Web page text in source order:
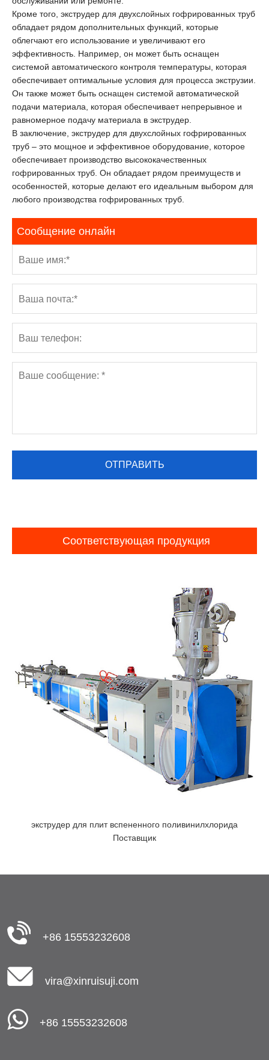
Кроме того, экструдер для двухслойных гофрированных труб
обладает рядом дополнительных функций, которые
облегчают его использование и увеличивают его
эффективность. Например, он может быть оснащен
системой автоматического контроля температуры, которая
обеспечивает оптимальные условия для процесса экструзии.
Он также может быть оснащен системой автоматической
подачи материала, которая обеспечивает непрерывное и
равномерное подачу материала в экструдер.
В заключение, экструдер для двухслойных гофрированных
труб – это мощное и эффективное оборудование, которое
обеспечивает производство высококачественных
гофрированных труб. Он обладает рядом преимуществ и
особенностей, которые делают его идеальным выбором для
любого производства гофрированных труб.
Сообщение онлайн
Соответствующая продукция
экструдер для плит вспененного поливинилхлорида
Поставщик
+86 15553232608
vira@xinruisuji.com
+86 15553232608